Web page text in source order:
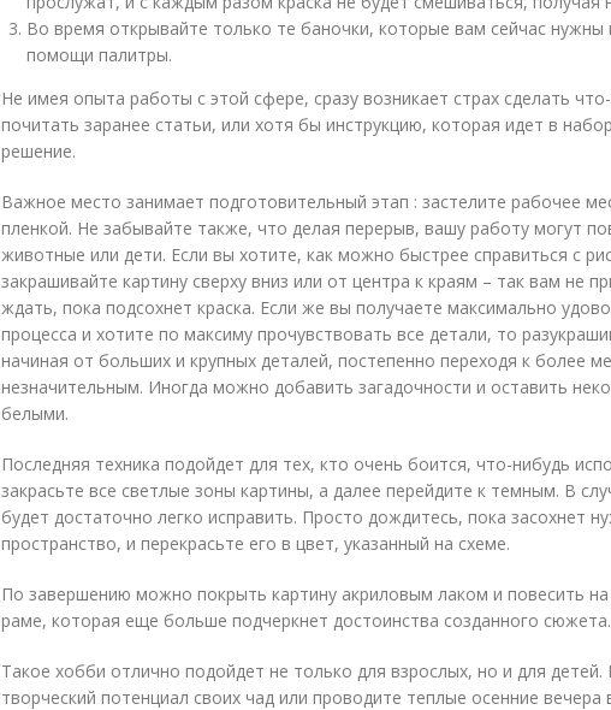
Во время открывайте только те баночки, которые вам сейчас нужны
помощи палитры.
Не имея опыта работы с этой сфере, сразу возникает страх сделать
почитать заранее статьи, или хотя бы инструкцию, которая идет в
решение.
Важное место занимает подготовительный этап : застелите рабочее
пленкой. Не забывайте также, что делая перерыв, вашу работу могут
животные или дети. Если вы хотите, как можно быстрее справиться с
закрашивайте картину сверху вниз или от центра к краям – так вам не
ждать, пока подсохнет краска. Если же вы получаете максимально
процесса и хотите по максиму прочувствовать все детали, то
начиная от больших и крупных деталей, постепенно переходя к более
незначительным. Иногда можно добавить загадочности и оставить
белыми.
Последняя техника подойдет для тех, кто очень боится, что-нибудь
закрасьте все светлые зоны картины, а далее перейдите к темным. В
будет достаточно легко исправить. Просто дождитесь, пока засохнет
пространство, и перекрасьте его в цвет, указанный на схеме.
По завершению можно покрыть картину акриловым лаком и повесить на
раме, которая еще больше подчеркнет достоинства созданного сюжета.
Такое хобби отлично подойдет не только для взрослых, но и для детей.
творческий потенциал своих чад или проводите теплые осенние вечера